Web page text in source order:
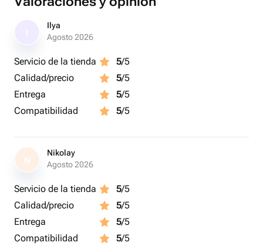
Ilya
Agosto 2026
Servicio de la tienda 5/5
Calidad/precio
5/5
Entrega
5/5
Compatibilidad
5/5
N
Nikolay
Agosto 2026
Servicio de la tienda 5/5
Calidad/precio
5/5
Entrega
5/5
Compatibilidad
5/5